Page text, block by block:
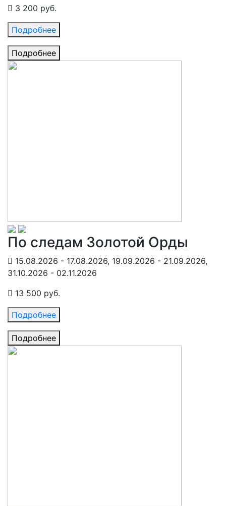
3 200 руб.
Подробнее
Подробнее
По следам Золотой Орды
15.08.2026 - 17.08.2026, 19.09.2026 - 21.09.2026,
31.10.2026 - 02.11.2026
13 500 руб.
Подробнее
Подробнее